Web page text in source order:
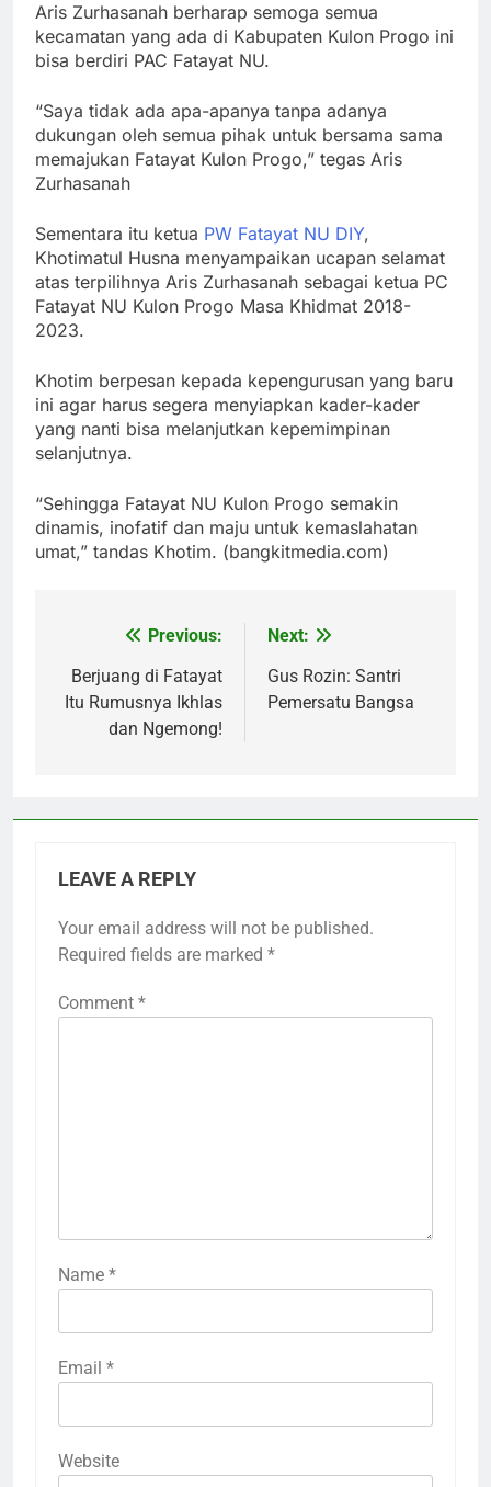
Aris Zurhasanah berharap semoga semua
kecamatan yang ada di Kabupaten Kulon Progo ini
bisa berdiri PAC Fatayat NU.
“Saya tidak ada apa-apanya tanpa adanya
dukungan oleh semua pihak untuk bersama sama
memajukan Fatayat Kulon Progo,” tegas Aris
Zurhasanah
Sementara itu ketua PW Fatayat NU DIY,
Khotimatul Husna menyampaikan ucapan selamat
atas terpilihnya Aris Zurhasanah sebagai ketua PC
Fatayat NU Kulon Progo Masa Khidmat 2018-
2023.
Khotim berpesan kepada kepengurusan yang baru
ini agar harus segera menyiapkan kader-kader
yang nanti bisa melanjutkan kepemimpinan
selanjutnya.
“Sehingga Fatayat NU Kulon Progo semakin
dinamis, inofatif dan maju untuk kemaslahatan
umat,” tandas Khotim. (bangkitmedia.com)
navigation
Previous:
Berjuang di Fatayat
Itu Rumusnya Ikhlas
dan Ngemong!
Next:
Gus Rozin: Santri
Pemersatu Bangsa
LEAVE A REPLY
Your email address will not be published.
Required fields are marked *
Comment *
Name *
Email *
Website